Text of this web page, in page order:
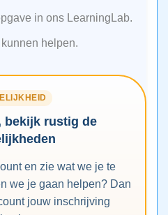
in ons LearningLab.
helpen.
bekijk rustig de
en zie wat we je te
we je gaan helpen? Dan
jouw inschrijving